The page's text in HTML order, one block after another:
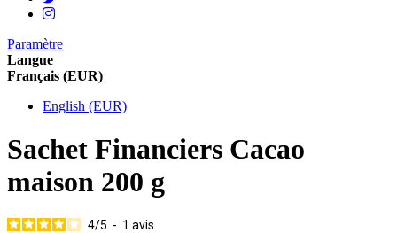
Paramètre
Langue
Français (EUR)
English (EUR)
Sachet Financiers Cacao
maison 200 g
4/5 - 1 avis